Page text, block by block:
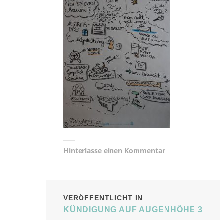
Hinterlasse einen Kommentar
VERÖFFENTLICHT IN
KÜNDIGUNG AUF AUGENHÖHE 3